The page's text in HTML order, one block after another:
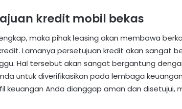
kredit mobil bekas
maka pihak leasing akan membawa
Lamanya persetujuan kredit akan sangat
Hal tersebut akan sangat bergantung
untuk diverifikasikan pada lembaga
keuangan Anda dianggap aman dan disetujui,